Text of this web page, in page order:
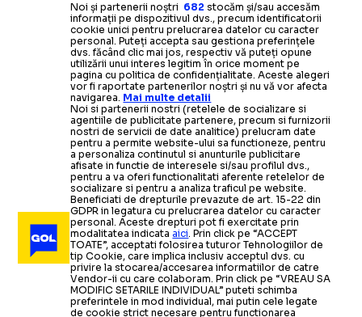
Noi și partenerii noștri 682 stocăm și/sau accesăm
informații pe dispozitivul dvs., precum identificatorii
cookie unici pentru prelucrarea datelor cu caracter
personal. Puteți accepta sau gestiona preferințele
dvs. făcând clic mai jos, respectiv vă puteți opune
utilizării unui interes legitim în orice moment pe
pagina cu politica de confidențialitate. Aceste alegeri
vor fi raportate partenerilor noștri și nu vă vor afecta
navigarea. Mai multe detalii
Noi si partenerii nostri (retelele de socializare si
agentiile de publicitate partenere, precum si furnizorii
nostri de servicii de date analitice) prelucram date
pentru a permite website-ului sa functioneze, pentru
a personaliza continutul si anunturile publicitare
afisate in functie de interesele si/sau profilul dvs.,
pentru a va oferi functionalitati aferente retelelor de
socializare si pentru a analiza traficul pe website.
Beneficiati de drepturile prevazute de art. 15-22 din
GDPR in legatura cu prelucrarea datelor cu caracter
personal. Aceste drepturi pot fi exercitate prin
modalitatea indicataaici. Prin click pe “ACCEPT
TOATE”, acceptati folosirea tuturor Tehnologiilor de
tip Cookie, care implica inclusiv acceptul dvs. cu
privire la stocarea/accesarea informatiilor de catre
Vendor-ii cu care colaboram. Prin click pe “VREAU SA
MODIFIC SETARILE INDIVIDUAL” puteti schimba
preferintele in mod individual, mai putin cele legate
de cookie strict necesare pentru functionarea